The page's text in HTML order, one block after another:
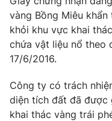
Khán giả
Giải sao mai
Sao
Làm đẹp
Chất lượng cuộc sống
Giáo dục
Tuyển sinh
Học trực tuyến
Công nghệ
Sản phẩm
Giao lưu trực tuyến
Lịch phát sóng
vàng Bồng Miêu
khỏi khu vực khai
chứa vật liệu nổ theo
17/6/2016.
Công ty có trách
diện tích đất đã được
khai thác vàng trái